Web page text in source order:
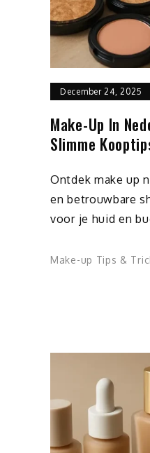
December 24, 2025
Make-Up In
Slimme
Ontdek make up
en betrouwbare
voor je huid en
Make-up Tips &